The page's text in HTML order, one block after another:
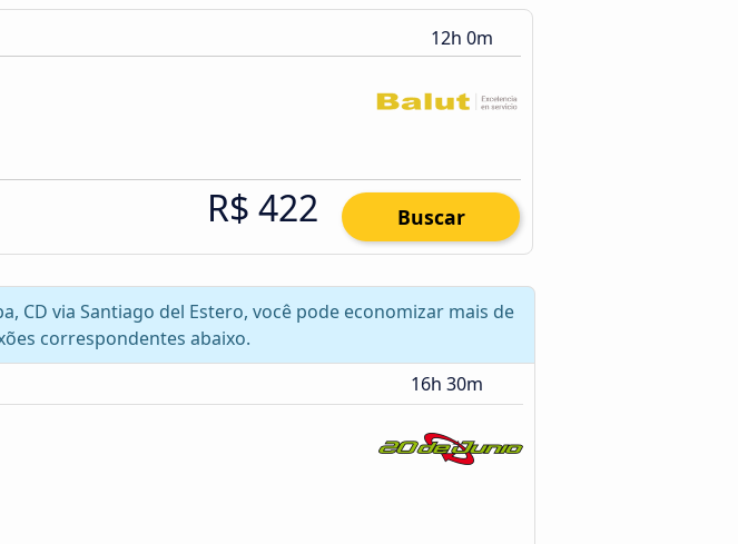
12h 0m
R$ 422 Buscar
CD via Santiago del Estero, você pode economizar mais de
correspondentes abaixo.
16h 30m